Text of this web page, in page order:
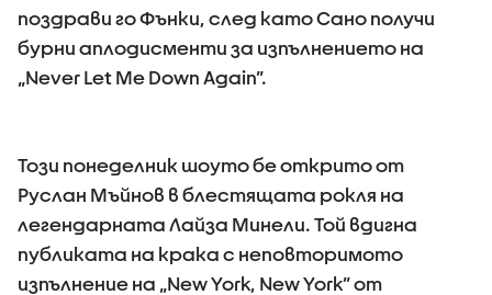
поздрави го Фънки, след като Сано получи
бурни аплодисменти за изпълнението на
„Never Let Me Down Again”.
Този понеделник шоуто бе открито от
Руслан Мъйнов в блестящата рокля на
легендарната Лайза Минели. Той вдигна
публиката на крака с неповторимото
изпълнение на „New York, New York” от